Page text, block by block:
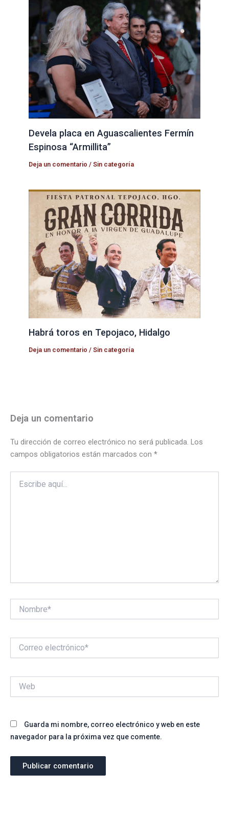
Devela placa en Aguascalientes Fermín
Espinosa “Armillita”
Deja un comentario /Sin categoría
Habrá toros en Tepojaco, Hidalgo
Deja un comentario /Sin categoría
Deja un comentario
Tu dirección de correo electrónico no será publicada. Los
campos obligatorios están marcados con *
aquí...
electrónico*
Guarda mi nombre, correo electrónico y web en este
navegador para la próxima vez que comente.